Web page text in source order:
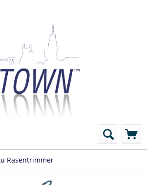
Rasentrimmer